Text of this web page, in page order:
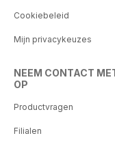
Cookiebeleid
Mijn privacykeuzes
NEEM CONTACT
OP
Productvragen
Filialen